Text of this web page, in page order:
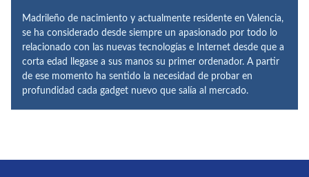
Madrileño de nacimiento y actualmente residente en Valencia,
se ha considerado desde siempre un apasionado por todo lo
relacionado con las nuevas tecnologías e Internet desde que a
corta edad llegase a sus manos su primer ordenador. A partir
de ese momento ha sentido la necesidad de probar en
profundidad cada gadget nuevo que salía al mercado.